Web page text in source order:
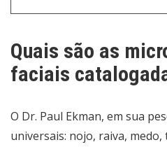
Quais são as
faciais
O Dr. Paul Ekman, em sua
universais: nojo, raiva,